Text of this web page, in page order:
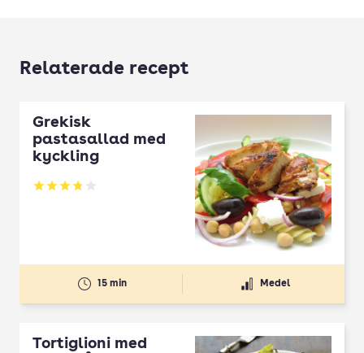
Relaterade recept
Grekisk
pastasallad med
kyckling
Betyg: 3.8 av 5
15 min Medel
Tortiglioni med